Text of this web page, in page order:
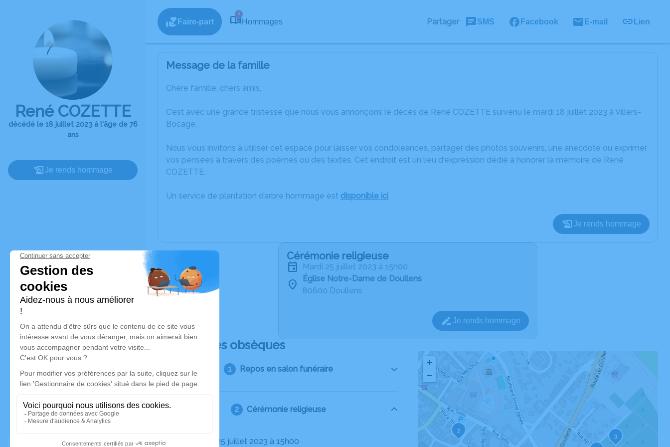
René COZETTE
décédé le 18 juillet 2023 à l'âge de 76
ans
Je rends hommage
Faire-part
6
Hommages Partager SMS Facebook E-mail Lien
Message de la famille
Chère famille, chers amis,
C’est avec une grande tristesse que nous vous annonçons le décès de René COZETTE survenu le mardi 18 juillet 2023 à Villers-
Bocage.
Nous vous invitons à utiliser cet espace pour laisser vos condoléances, partager des photos souvenirs, une anecdote ou exprimer
vos pensées à travers des poèmes ou des textes. Cet endroit est un lieu d'expression dédié à honorer la mémoire de René
COZETTE.
Un service de plantation d’arbre hommage est disponible ici.
Je rends hommage
Cérémonie religieuse
mardi 25 juillet 2023 à 15h00
Église Notre-Dame de Doullens
80600 Doullens
Je rends hommage
Déroulé des obsèques
Repos en salon funéraire
Cérémonie religieuse
Le mardi 25 juillet 2023 à 15h00
2
3
+
−